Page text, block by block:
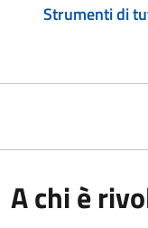
Strumenti di
A chi è